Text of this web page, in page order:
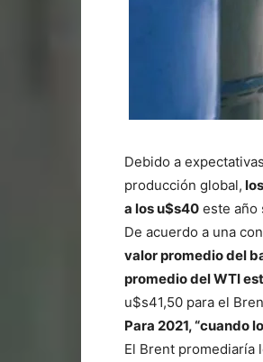
Debido a
producción global,
a los u$s40 este año
De acuerdo a una
valor promedio del
promedio del WTI
u$s41,50 para el
Para 2021, “cuando
El Brent promediaría